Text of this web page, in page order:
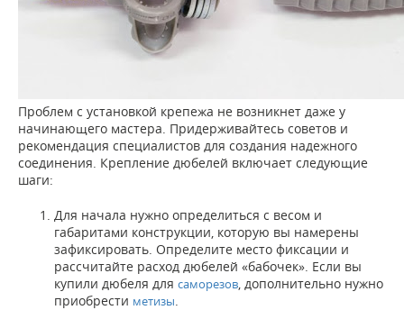
Проблем с установкой крепежа не возникнет даже у
начинающего мастера. Придерживайтесь советов и
рекомендация специалистов для создания надежного
соединения. Крепление дюбелей включает следующие
шаги:
Для начала нужно определиться с весом и
габаритами конструкции, которую вы намерены
зафиксировать. Определите место фиксации и
рассчитайте расход дюбелей «бабочек». Если вы
купили дюбеля для саморезов, дополнительно нужно
приобрести метизы.